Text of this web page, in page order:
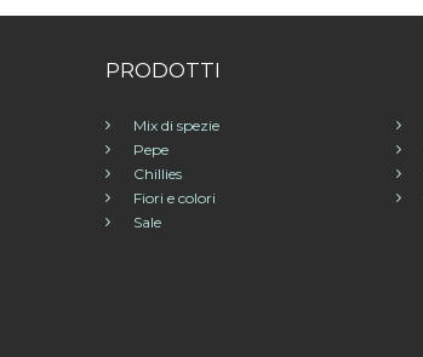
PRODOTTI
Mix di spezie
Pepe
Chillies
Fiori e colori
Sale